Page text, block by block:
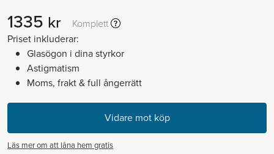
1335 kr
Komplett
Priset inkluderar:
Glasögon i dina styrkor
Astigmatism
Moms, frakt & full ångerrätt
Läs mer om att låna hem gratis